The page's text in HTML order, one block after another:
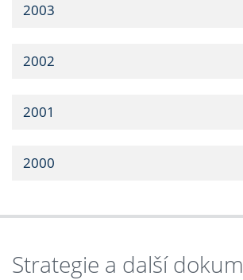
2003
2002
2001
2000
Strategie a další